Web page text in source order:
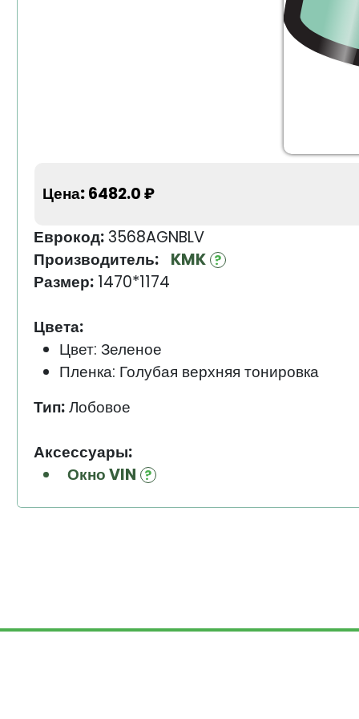
Цена:6482.0 ₽
Еврокод:3568AGNBLV
Производитель:
KMK
Размер:1470*1174
Цвета:
Цвет: Зеленое
Пленка: Голубая верхняя тонировка
Тип:Лобовое
Аксессуары:
Окно VIN